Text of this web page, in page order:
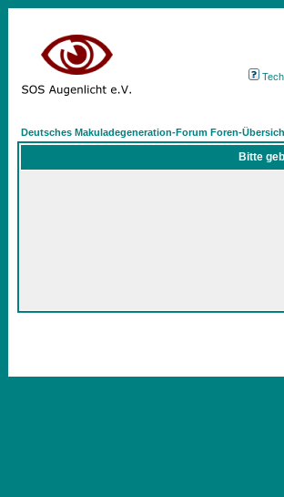
Deutsches Makuladegeneration-Forum Foren-
Bitte